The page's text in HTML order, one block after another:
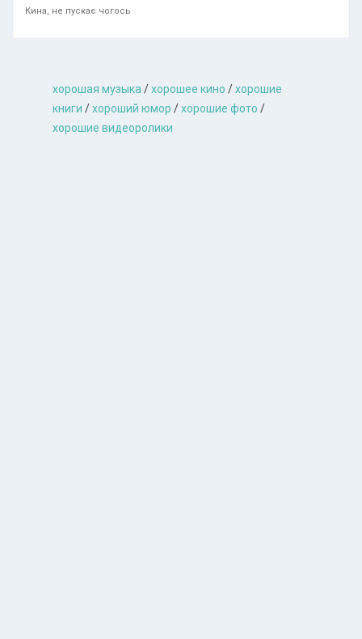
Кина, не пускає чогось
хорошая музыкa/хорошее кино /хорошие
книги /хороший юмор /хорошие фото /
хорошие видеоролики